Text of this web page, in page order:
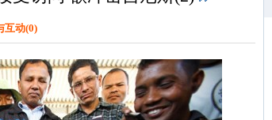
互动(0)